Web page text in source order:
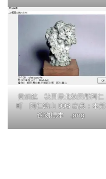
黄銅鉱 秋田県北秋田郡阿仁
町 阿仁鉱山 008 出典：本邦
鉱物標本 .png